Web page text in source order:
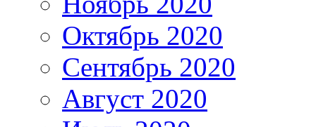
Октябрь 2020
Сентябрь 2020
Август 2020